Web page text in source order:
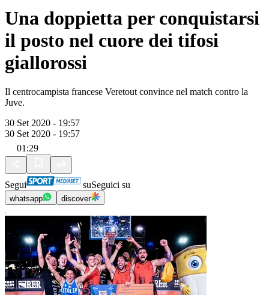
Una doppietta per conquistarsi
il posto nel cuore dei tifosi
giallorossi
Il centrocampista francese Veretout convince nel match contro la
Juve.
30 Set 2020 - 19:57
30 Set 2020 - 19:57
01:29
Segui suSeguici su
whatsapp discover